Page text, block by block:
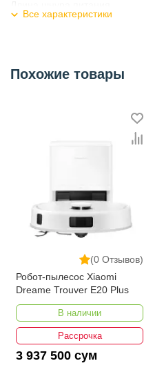
Цвет
Все характеристики
Похожие товары
(0 Отзывов)
Робот-пылесос Xiaomi
Dreame Trouver E20 Plus
В наличии
Рассрочка
3 937 500 сум